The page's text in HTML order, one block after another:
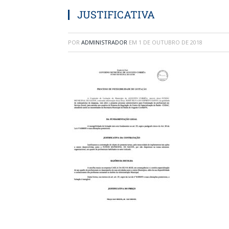
JUSTIFICATIVA
POR ADMINISTRADOR EM 1 DE OUTUBRO DE 2018